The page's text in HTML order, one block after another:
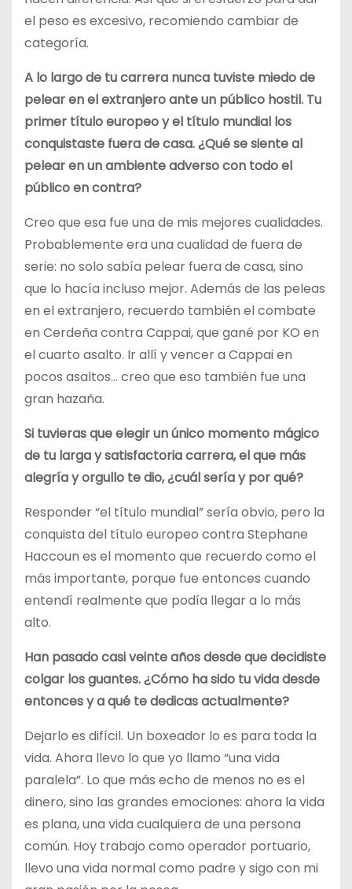
el peso es excesivo, recomiendo cambiar de
categoría.
A lo largo de tu carrera nunca tuviste miedo de
pelear en el extranjero ante un público hostil. Tu
primer título europeo y el título mundial los
conquistaste fuera de casa. ¿Qué se siente al
pelear en un ambiente adverso con todo el
público en contra?
Creo que esa fue una de mis mejores cualidades.
Probablemente era una cualidad de fuera de
serie: no solo sabía pelear fuera de casa, sino
que lo hacía incluso mejor. Además de las peleas
en el extranjero, recuerdo también el combate
en Cerdeña contra Cappai, que gané por KO en
el cuarto asalto. Ir allí y vencer a Cappai en
pocos asaltos… creo que eso también fue una
gran hazaña.
Si tuvieras que elegir un único momento mágico
de tu larga y satisfactoria carrera, el que más
alegría y orgullo te dio, ¿cuál sería y por qué?
Responder “el título mundial” sería obvio, pero la
conquista del título europeo contra Stephane
Haccoun es el momento que recuerdo como el
más importante, porque fue entonces cuando
entendí realmente que podía llegar a lo más
alto.
Han pasado casi veinte años desde que decidiste
colgar los guantes. ¿Cómo ha sido tu vida desde
entonces y a qué te dedicas actualmente?
Dejarlo es difícil. Un boxeador lo es para toda la
vida. Ahora llevo lo que yo llamo “una vida
paralela”. Lo que más echo de menos no es el
dinero, sino las grandes emociones: ahora la vida
es plana, una vida cualquiera de una persona
común. Hoy trabajo como operador portuario,
llevo una vida normal como padre y sigo con mi